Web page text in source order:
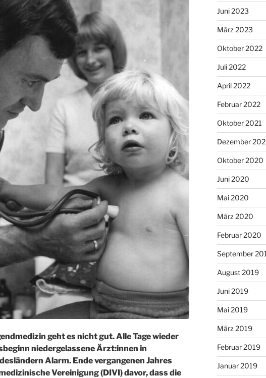
geht es nicht gut. Alle Tage wieder
niedergelassene Ärzt:innen in
Alarm. Ende vergangenen Jahres
Vereinigung (DIVI) davor, dass die
Juni 2023
März 2023
Oktober 2022
Juli 2022
April 2022
Februar 2022
Oktober 2021
Dezember
Oktober 2020
Juni 2020
Mai 2020
März 2020
Februar 2020
September
August 2019
Juni 2019
Mai 2019
März 2019
Februar 2019
Januar 2019